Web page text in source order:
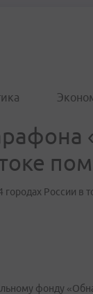
России в
фонду